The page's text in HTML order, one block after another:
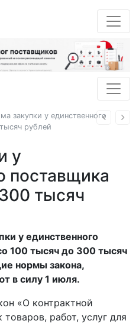
Назад
закупки у единственного
рублей
у
поставщика
тысяч
у единственного
100 тысяч до 300 тысяч
нормы закона,
в силу 1 июля.
«О контрактной
работ, услуг для